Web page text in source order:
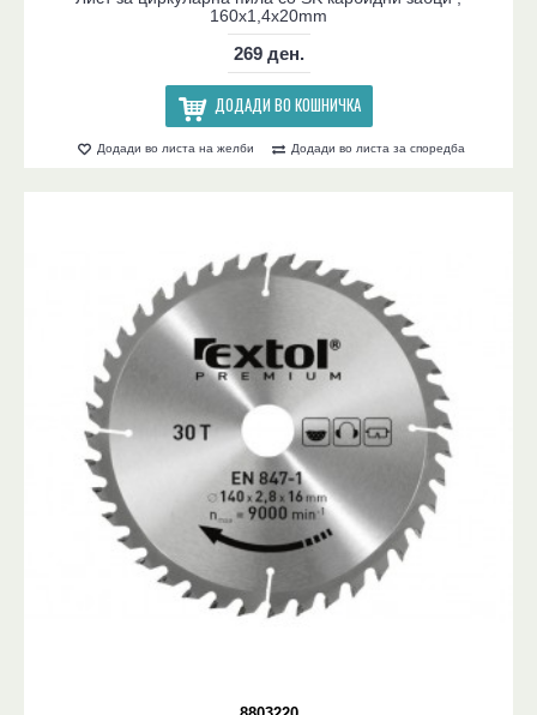
160x1,4x20mm
269 ден.
ДОДАДИ ВО КОШНИЧКА
Додади во листа на желби Додади во листа за споредба